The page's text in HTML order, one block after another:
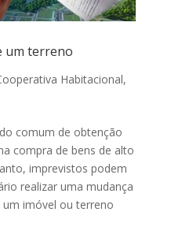
um terreno
Habitacional,
comum de obtenção
compra de bens de alto
imprevistos podem
realizar uma mudança
imóvel ou terreno